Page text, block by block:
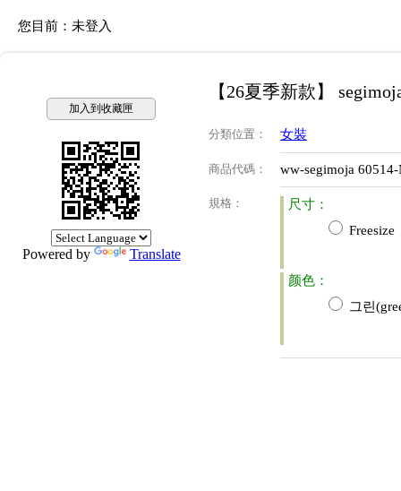
您目前： 未登入
加入到收藏匣
Powered by Translate
【26夏季新款】
分類位置 ： 女裝
商品代碼 ： ww-segimoja
規格 ：
尺寸：
Freesize
颜色：
그린